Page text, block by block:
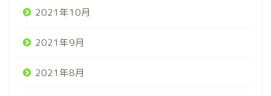
2021年10月
2021年9月
2021年8月